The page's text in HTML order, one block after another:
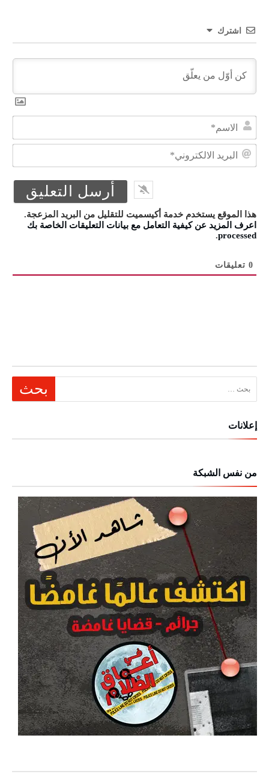
اشترك
هذا الموقع يستخدم خدمة أكيسميت للتقليل من البريد المزعجة.
اعرف المزيد عن كيفية التعامل مع بيانات التعليقات الخاصة بك
processed
.
0 تعليقات
البحث عن:
إعلانات
من نفس الشبكة